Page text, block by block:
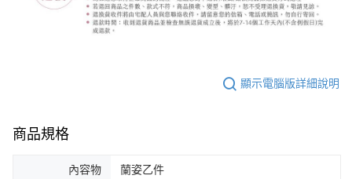
顯示電腦版詳細說明
商品規格
內容物 蘭姿乙件